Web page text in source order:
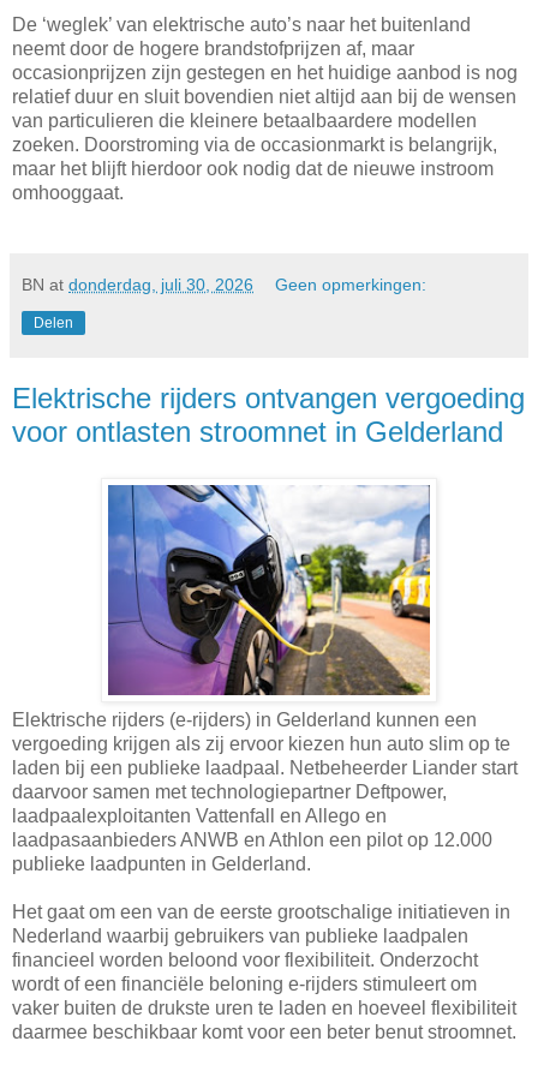
De ‘weglek’ van elektrische auto’s naar het buitenland
neemt door de hogere brandstofprijzen af, maar
occasionprijzen zijn gestegen en het huidige aanbod is nog
relatief duur en sluit bovendien niet altijd aan bij de wensen
van particulieren die kleinere betaalbaardere modellen
zoeken. Doorstroming via de occasionmarkt is belangrijk,
maar het blijft hierdoor ook nodig dat de nieuwe instroom
omhooggaat.
BN at donderdag, juli 30, 2026 Geen opmerkingen:
Delen
Elektrische rijders ontvangen vergoeding
voor ontlasten stroomnet in Gelderland
Elektrische rijders (e-rijders) in Gelderland kunnen een
vergoeding krijgen als zij ervoor kiezen hun auto slim op te
laden bij een publieke laadpaal. Netbeheerder Liander start
daarvoor samen met technologiepartner Deftpower,
laadpaalexploitanten Vattenfall en Allego en
laadpasaanbieders ANWB en Athlon een pilot op 12.000
publieke laadpunten in Gelderland.
Het gaat om een van de eerste grootschalige initiatieven in
Nederland waarbij gebruikers van publieke laadpalen
financieel worden beloond voor flexibiliteit. Onderzocht
wordt of een financiële beloning e-rijders stimuleert om
vaker buiten de drukste uren te laden en hoeveel flexibiliteit
daarmee beschikbaar komt voor een beter benut stroomnet.